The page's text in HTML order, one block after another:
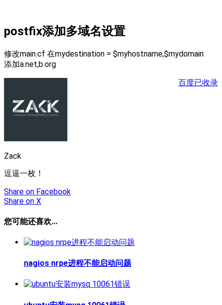
postfix添加多域名设置
修改main.cf 在mydestination = $myhostname,$mydomain
添加a.net,b.org
百度已收录
Zack
逗逼一枚！
Share on Facebook
Share on X
您可能还喜欢...
nagios nrpe进程不能启动问题